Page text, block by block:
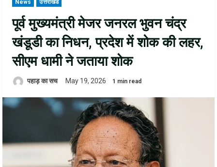
News उत्तराखंड
पूर्व मुख्यमंत्री मेजर जनरल भुवन चंद्र
खंडूडी का निधन, प्रदेश में शोक की लहर,
सीएम धामी ने जताया शोक
पहाड़ का सच May 19, 2026 1 min read